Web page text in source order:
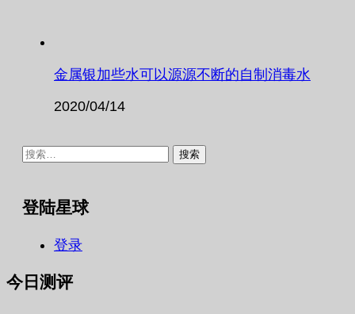
金属银加些水可以源源不断的自制消毒水
2020/04/14
搜
登陆星球
登录
今日测评